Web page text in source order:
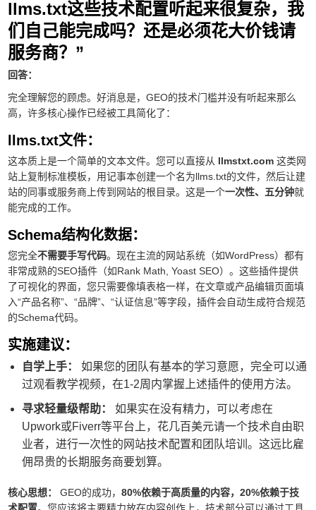
llms.txt这些技术配置听起来很复杂，我
们自己能完成吗？还是必须花大价钱请
服务商？”
回答：
完全理解您的顾虑。好消息是，GEO的技术门槛并没有听起来那么
高，许多核心操作已经被工具简化了：
llms.txt文件：
这本质上是一个简单的文本文件。您可以直接从 llmstxt.com这类网
站上复制标准模板，用记事本创建一个名为llms.txt的文件，然后让建
站的同事或服务商上传到网站的根目录。这是一个一次性、五分钟就
能完成的工作。
Schema结构化数据：
您完全不需要手写代码。现在主流的网站系统（如WordPress）都有
非常成熟的SEO插件（如Rank Math, Yoast SEO）。这些插件提供
了可视化的界面，您只需要像填表格一样，在文章或产品编辑页面填
入“产品名称”、“品牌”、“认证信息”等字段，插件会自动生成符合规范
的Schema代码。
实施建议：
自学上手：
如果您的团队有基本的学习意愿，完全可以通
过观看教学视频，在1-2周内掌握上述插件的使用方法。
寻求轻量级帮助：
如果实在没有精力，可以考虑在
Upwork或Fiverr等平台上，花几百美元请一个技术自由职
业者，进行一次性的网站技术配置和团队培训。这远比雇
佣昂贵的长期服务商要划算。
核心思想： GEO的成功，80%依赖于高质量的内容，20%依赖于技